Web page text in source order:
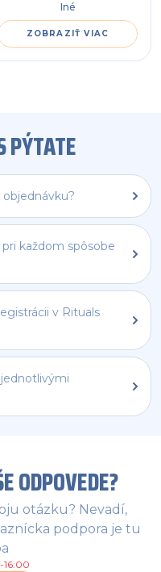
Iné
ZOBRAZIŤ VIAC
PÝTATE
každom spôsobe
v Rituals
ODPOVEDE?
otázku? Nevadí,
podpora je tu
16:00